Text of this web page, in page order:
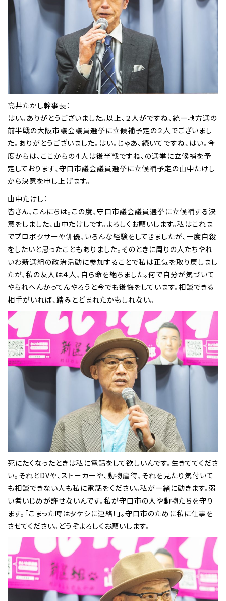
高井たかし幹事長：
はい。ありがとうございました。以上、２人がですね、統一地方選の
前半戦の大阪市議会議員選挙に立候補予定の２人でございまし
た。ありがとうございました。はい。じゃあ、続いてですね、はい。今
度からは、ここからの４人は後半戦ですね、の選挙に立候補を予
定しております、守口市議会議員選挙に立候補予定の山中たけし
から決意を申し上げます。
山中たけし：
皆さん、こんにちは。この度、守口市議会議員選挙に立候補する決
意をしました、山中たけしです。よろしくお願いします。私はこれま
でプロボクサーや俳優、いろんな経験をしてきましたが、一度自殺
をしたいと思ったこともありました。そのときに周りの人たちやれ
いわ新選組の政治活動に参加することで私は正気を取り戻しまし
たが、私の友人は４人、自ら命を絶ちました。何で自分が気づいて
やられへんかってんやろうと今でも後悔をしています。相談できる
相手がいれば、踏みとどまれたかもしれない。
死にたくなったときは私に電話をして欲しいんです。生きててくださ
い。それとDVや、ストーカーや、動物虐待、それを見たり気付いて
も相談できない人も私に電話をください。私が一緒に動きます。弱
い者いじめが許せないんです。私が守口市の人や動物たちを守り
ます。「こまった時はタケシに連絡！」。守口市のために私に仕事を
させてください。どうぞよろしくお願いします。